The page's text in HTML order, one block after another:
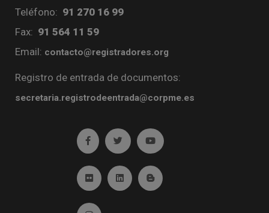
Teléfono: 91 270 16 99
Fax: 91 564 11 59
Email: contacto@registradores.org
Registro de entrada de documentos:
secretaria.registrodeentrada@corpme.es
Ir a facebook (abre en ventana nueva)
Ir a twitter (abre en ventana nueva)
Ir a YouTube (abre en
Ir a Flickr (abre en ventana nueva)
Ir a Linkedin (abre en ventana nueva)
Ir al Blog (abre en ventana